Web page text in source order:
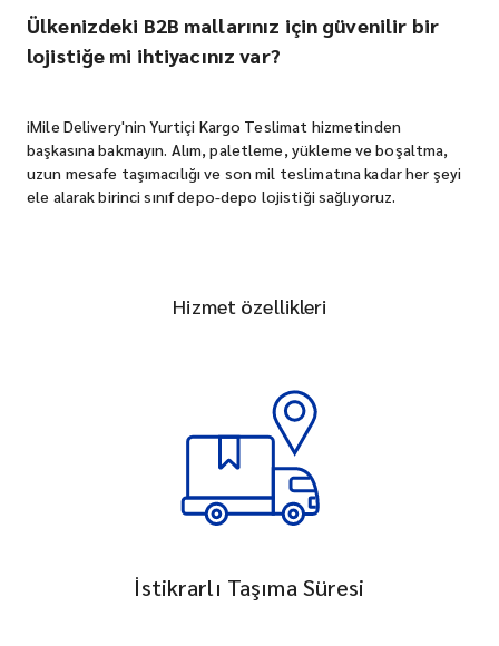
Ülkenizdeki B2B mallarınız için güvenilir bir
lojistiğe mi ihtiyacınız var?
iMile Delivery'nin Yurtiçi Kargo Teslimat hizmetinden
başkasına bakmayın. Alım, paletleme, yükleme ve boşaltma,
uzun mesafe taşımacılığı ve son mil teslimatına kadar her şeyi
ele alarak birinci sınıf depo-depo lojistiği sağlıyoruz.
Hizmet özellikleri
İstikrarlı Taşıma Süresi
iMile Chat